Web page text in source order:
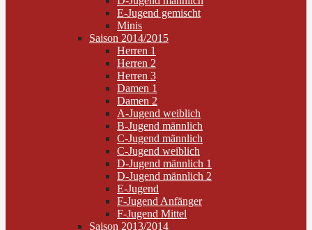
E-Jugend gemischt
Minis
Saison 2014/2015
Herren 1
Herren 2
Herren 3
Damen 1
Damen 2
A-Jugend weiblich
B-Jugend männlich
C-Jugend männlich
C-Jugend weiblich
D-Jugend männlich 1
D-Jugend männlich 2
E-Jugend
F-Jugend Anfänger
F-Jugend Mittel
Saison 2013/2014